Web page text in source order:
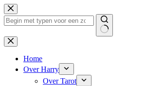
Ga
naar
de
Geen
resultaten
Home
Over Harry
Over Tarot